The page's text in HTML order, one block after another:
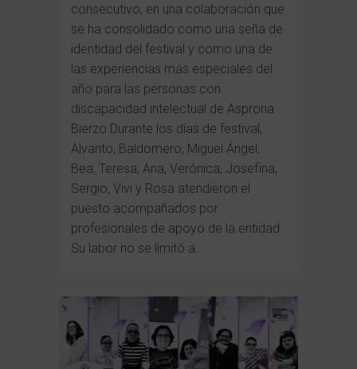
consecutivo, en una colaboración que
se ha consolidado como una seña de
identidad del festival y como una de
las experiencias más especiales del
año para las personas con
discapacidad intelectual de Asprona
Bierzo.Durante los días de festival,
Alvarito, Baldomero, Miguel Ángel,
Bea, Teresa, Ana, Verónica, Josefina,
Sergio, Vivi y Rosa atendieron el
puesto acompañados por
profesionales de apoyo de la entidad.
Su labor no se limitó a...